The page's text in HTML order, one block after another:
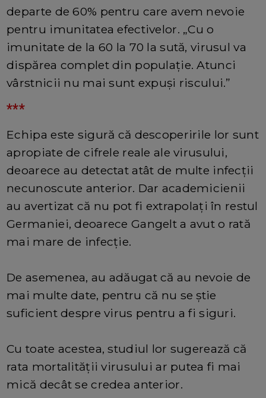
departe de 60% pentru care avem nevoie
pentru imunitatea efectivelor. „Cu o
imunitate de la 60 la 70 la sută, virusul va
dispărea complet din populație. Atunci
vârstnicii nu mai sunt expuși riscului.”
***
Echipa este sigură că descoperirile lor sunt
apropiate de cifrele reale ale virusului,
deoarece au detectat atât de multe infecții
necunoscute anterior. Dar academicienii
au avertizat că nu pot fi extrapolați în restul
Germaniei, deoarece Gangelt a avut o rată
mai mare de infecție.
De asemenea, au adăugat că au nevoie de
mai multe date, pentru că nu se știe
suficient despre virus pentru a fi siguri.
Cu toate acestea, studiul lor sugerează că
rata mortalității virusului ar putea fi mai
mică decât se credea anterior.